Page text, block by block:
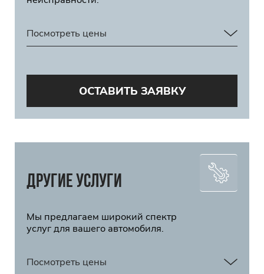
Посмотреть цены
ОСТАВИТЬ ЗАЯВКУ
Другие услуги
Мы предлагаем широкий спектр
услуг для вашего автомобиля.
Посмотреть цены